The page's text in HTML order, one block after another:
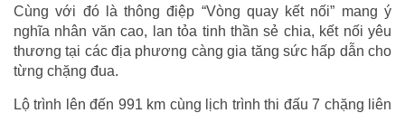
Cùng với đó là thông điệp “Vòng quay kết nối” mang ý
nghĩa nhân văn cao, lan tỏa tinh thần sẻ chia, kết nối yêu
thương tại các địa phương càng gia tăng sức hấp dẫn cho
từng chặng đua.
Lộ trình lên đến 991 km cùng lịch trình thi đấu 7 chặng liên